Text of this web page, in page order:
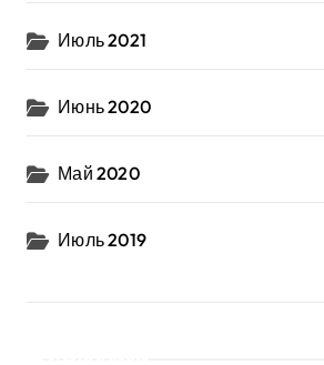
Июль 2021
Июнь 2020
Май 2020
Июль 2019